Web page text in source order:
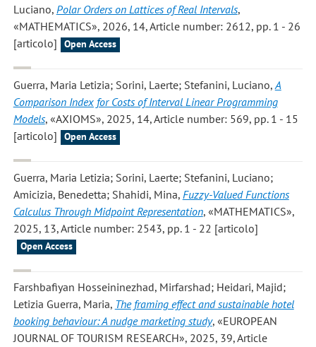
Luciano, Polar Orders on Lattices of Real Intervals,
«MATHEMATICS», 2026, 14, Article number: 2612, pp. 1 - 26
[articolo]
Open Access
Guerra, Maria Letizia; Sorini, Laerte; Stefanini, Luciano, A
Comparison Index for Costs of Interval Linear Programming
Models, «AXIOMS», 2025, 14, Article number: 569, pp. 1 - 15
[articolo]
Open Access
Guerra, Maria Letizia; Sorini, Laerte; Stefanini, Luciano;
Amicizia, Benedetta; Shahidi, Mina, Fuzzy-Valued Functions
Calculus Through Midpoint Representation, «MATHEMATICS»,
2025, 13, Article number: 2543, pp. 1 - 22 [articolo]
Open Access
Farshbafiyan Hosseininezhad, Mirfarshad; Heidari, Majid;
Letizia Guerra, Maria, The framing effect and sustainable hotel
booking behaviour: A nudge marketing study, «EUROPEAN
JOURNAL OF TOURISM RESEARCH», 2025, 39, Article